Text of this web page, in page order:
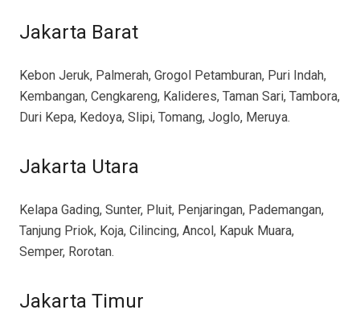
Jakarta Barat
Kebon Jeruk, Palmerah, Grogol Petamburan, Puri Indah,
Kembangan, Cengkareng, Kalideres, Taman Sari, Tambora,
Duri Kepa, Kedoya, Slipi, Tomang, Joglo, Meruya.
Jakarta Utara
Kelapa Gading, Sunter, Pluit, Penjaringan, Pademangan,
Tanjung Priok, Koja, Cilincing, Ancol, Kapuk Muara,
Semper, Rorotan.
Jakarta Timur